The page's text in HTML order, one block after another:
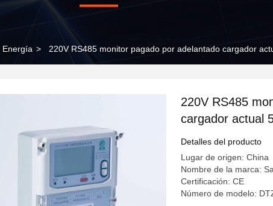
Energía > 220V RS485 monitor pagado por adelantado cargador
220V RS485
cargador actual
de 3 fases
Detalles del producto
Lugar de origen: China
Nombre de la marca:
Certificación: CE
Número de modelo: